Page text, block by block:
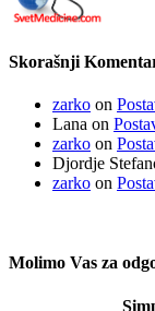
Skorašnji
zarko on
Lana on
zarko on
Djordje
zarko on
Molimo Vas za